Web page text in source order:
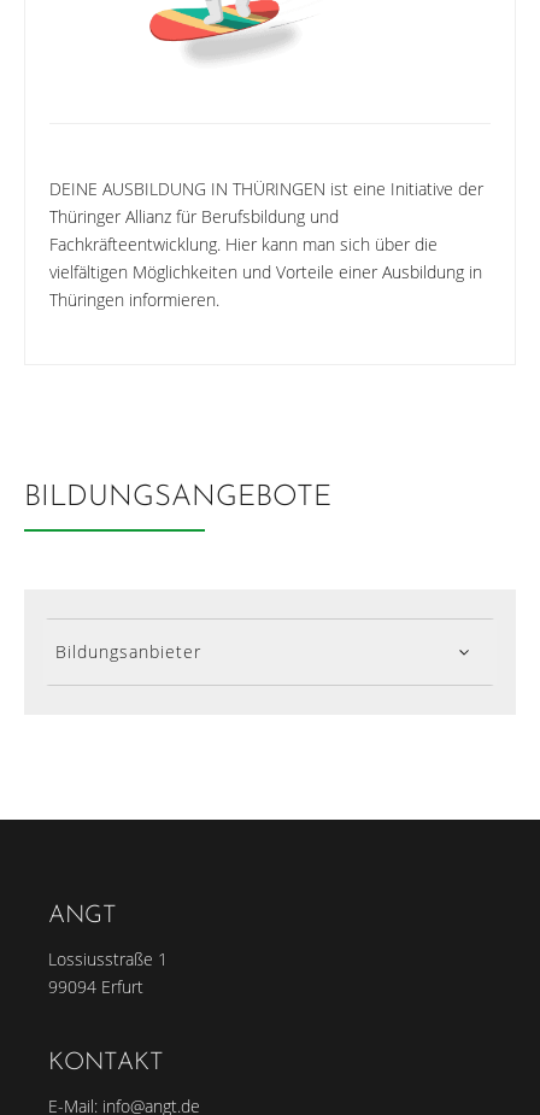
DEINE AUSBILDUNG IN THÜRINGEN ist eine Initiative der
Thüringer Allianz für Berufsbildung und
Fachkräfteentwicklung. Hier kann man sich über die
vielfältigen Möglichkeiten und Vorteile einer Ausbildung in
Thüringen informieren.
BILDUNGSANGEBOTE
Bildungsanbieter
ANGT
Lossiusstraße 1
99094 Erfurt
KONTAKT
E-Mail: info@angt.de